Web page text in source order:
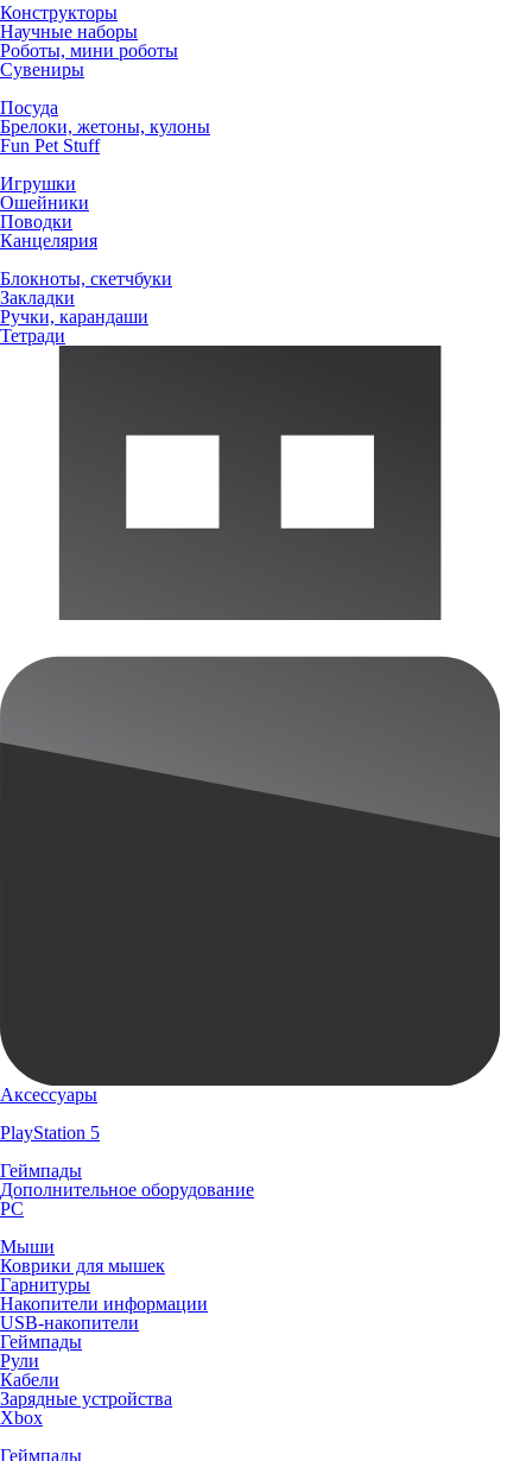
Конструкторы
Научные наборы
Роботы, мини роботы
Сувениры
Посуда
Брелоки, жетоны, кулоны
Fun Pet Stuff
Игрушки
Ошейники
Поводки
Канцелярия
Блокноты, скетчбуки
Закладки
Ручки, карандаши
Тетради
Аксессуары
PlayStation 5
Геймпады
Дополнительное оборудование
PC
Мыши
Коврики для мышек
Гарнитуры
Накопители информации
USB-накопители
Геймпады
Рули
Кабели
Зарядные устройства
Xbox
Геймпады